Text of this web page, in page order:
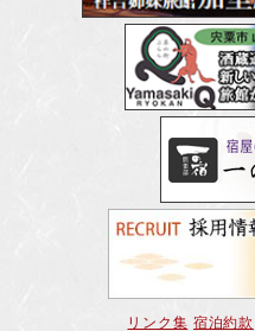
リンク集 宿泊約款